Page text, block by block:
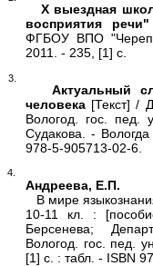
X выездная
восприятия речи"
ФГБОУ ВПО
2011. - 235, [1] с.
Актуальный
человека [Текст] /
Вологод. гос. пед.
Судакова. -
978-5-905713-02-6.
Андреева, Е.П.
В мире
10-11 кл. :
Берсенева;
Вологод. гос. пед.
[1] с. : табл. - ISBN